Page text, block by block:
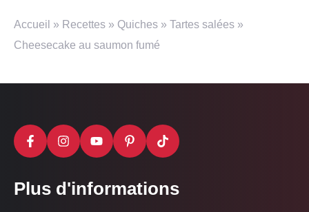
Accueil » Recettes » Quiches » Tartes salées »
Cheesecake au saumon fumé
Plus d'informations